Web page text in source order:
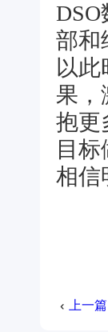
部和
以此
果，
抱更
目标
相信
上一篇